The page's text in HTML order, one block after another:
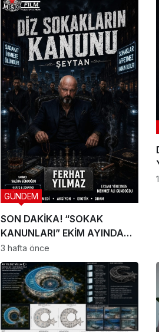
SON DAKİKA! “SOKAK
KANUNLARI” EKİM AYINDA
SETE ÇIKIYOR
GÜNDEM
3 hafta önce